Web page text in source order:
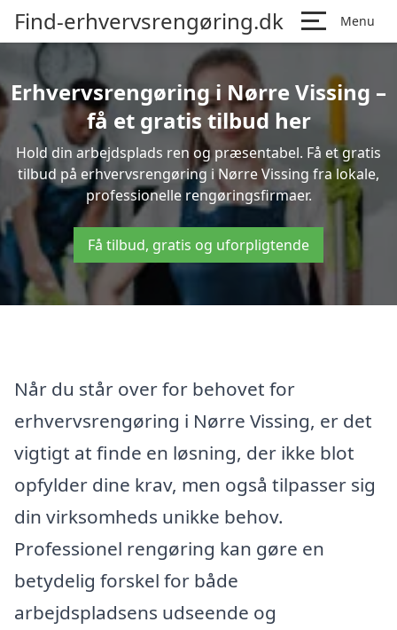
Find-erhvervsrengøring.dk Menu
Erhvervsrengøring i Nørre Vissing –
få et gratis tilbud her
Hold din arbejdsplads ren og præsentabel. Få et gratis
tilbud på erhvervsrengøring i Nørre Vissing fra lokale,
professionelle rengøringsfirmaer.
Få tilbud, gratis og uforpligtende
Når du står over for behovet for
erhvervsrengøring i Nørre Vissing, er det
vigtigt at finde en løsning, der ikke blot
opfylder dine krav, men også tilpasser sig
din virksomheds unikke behov.
Professionel rengøring kan gøre en
betydelig forskel for både
arbejdspladsens udseende og